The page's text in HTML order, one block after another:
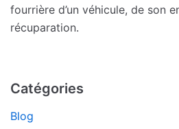
fourrière d’un véhicule, de son
récuparation.
Catégories
Blog